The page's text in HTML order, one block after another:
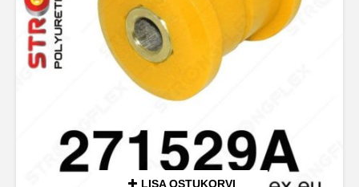
LISA OSTUKORVI